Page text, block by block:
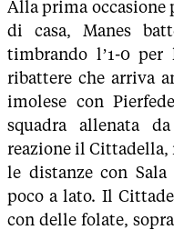
Alla prima occasione
di casa, Manes
timbrando l’1-0 per
ribattere che arriva
imolese con
squadra allenata
reazione il Cittadella,
le distanze con
poco a lato. Il
con delle folate,